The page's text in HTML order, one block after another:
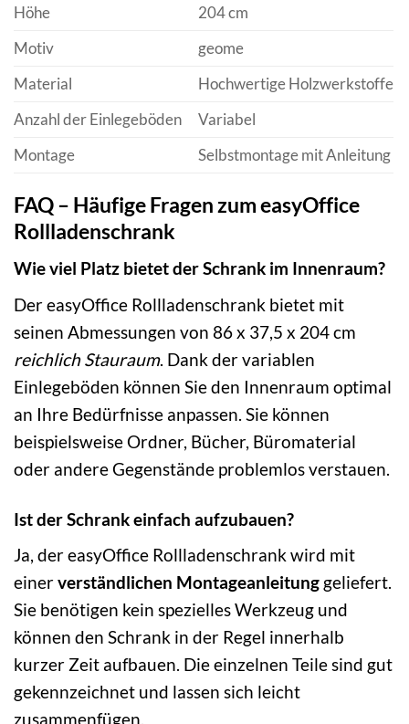
Höhe
204 cm
Motiv
geome
Material
Hochwertige Holzwerkstoffe
Anzahl der Einlegeböden
Variabel
Montage
Selbstmontage mit Anleitung
FAQ – Häufige Fragen zum easyOffice
Rollladenschrank
Wie viel Platz bietet der Schrank im Innenraum?
Der easyOffice Rollladenschrank bietet mit
seinen Abmessungen von 86 x 37,5 x 204 cm
reichlich Stauraum. Dank der variablen
Einlegeböden können Sie den Innenraum optimal
an Ihre Bedürfnisse anpassen. Sie können
beispielsweise Ordner, Bücher, Büromaterial
oder andere Gegenstände problemlos verstauen.
Ist der Schrank einfach aufzubauen?
Ja, der easyOffice Rollladenschrank wird mit
einerverständlichen Montageanleitung geliefert.
Sie benötigen kein spezielles Werkzeug und
können den Schrank in der Regel innerhalb
kurzer Zeit aufbauen. Die einzelnen Teile sind gut
gekennzeichnet und lassen sich leicht
zusammenfügen.